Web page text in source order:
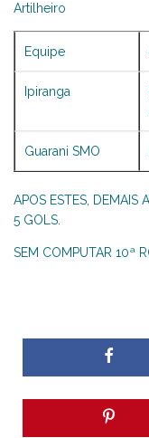
Artilheiro
Equipe
Ipiranga
Guarani SMO
APOS ESTES, DEMAIS
5 GOLS.
SEM COMPUTAR 10ª